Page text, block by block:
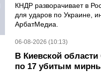
КНДР разворачивает в
для ударов по Украине,
АрбатМедиа.
06-08-2026 (10:13)
В Киевской
по 17 убитым